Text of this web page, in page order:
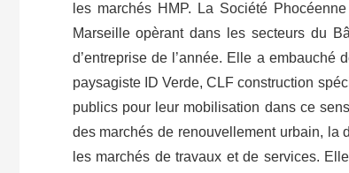
les marchés HMP. La Société
Marseille opèrant dans les secteurs du
d’entreprise de l’année. Elle a embauché
paysagiste ID Verde, CLF construction
publics pour leur mobilisation dans ce
des marchés de renouvellement urbain, la
les marchés de travaux et de services.